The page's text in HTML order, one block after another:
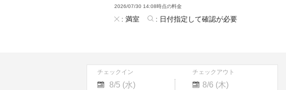
2026/07/30 14:08時点の料金
: 満室 : 日付指定して確認が必要
チェックイン チェックアウト